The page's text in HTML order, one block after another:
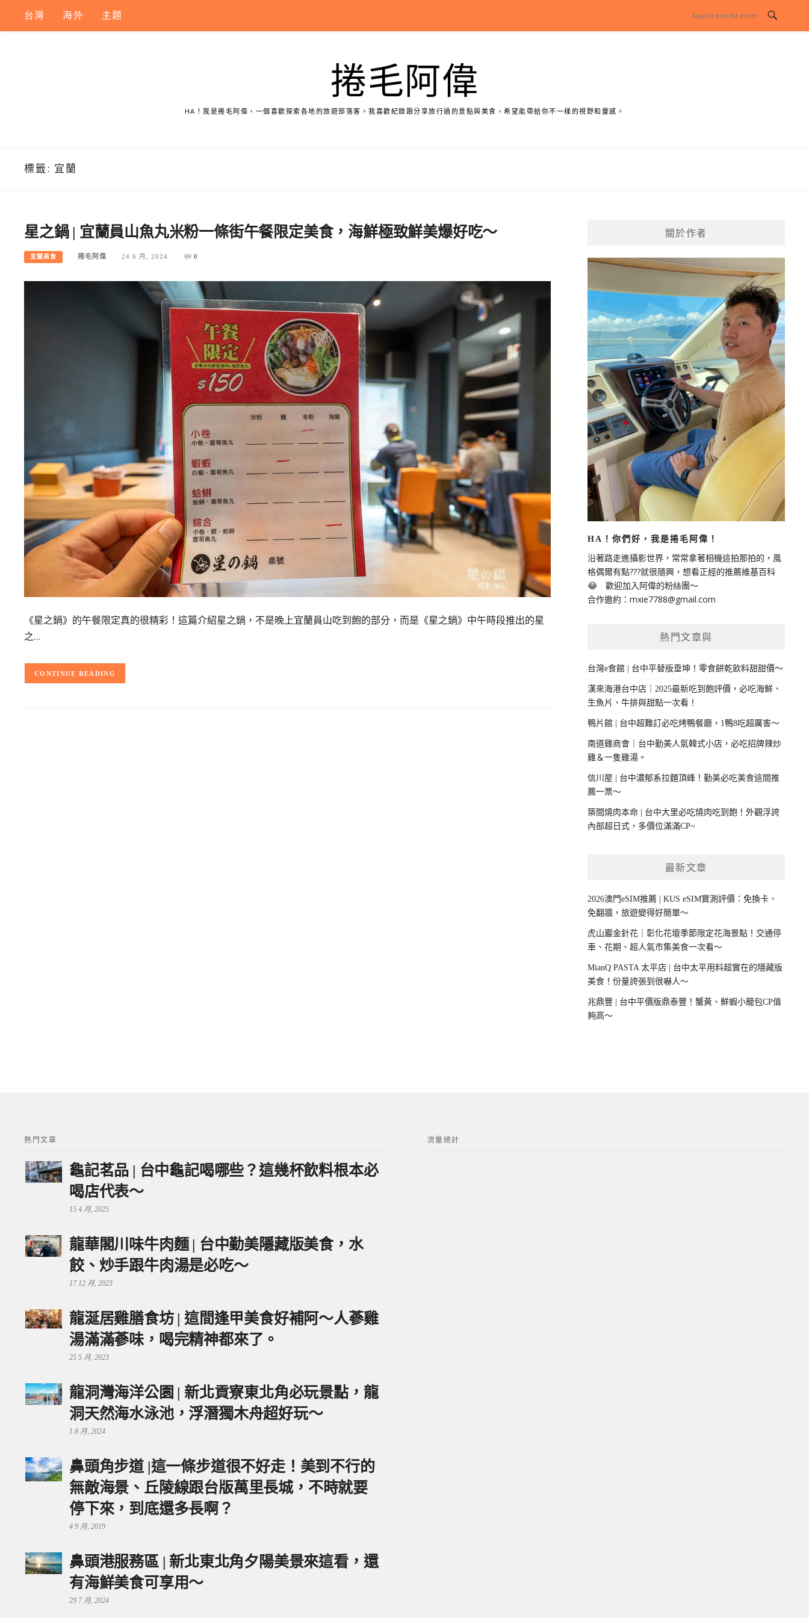
content
台灣 海外 主題
捲毛阿偉
HA！我是捲毛阿偉，一個喜歡探索各地的旅遊部落客。我喜歡紀錄跟分享旅行過的景點與美食，希望能帶給你不一樣的視野和靈感。
標籤: 宜蘭
星之鍋 | 宜蘭員山魚丸米粉一條街午餐限定美食，海鮮極致鮮美爆好吃～
宜蘭美食 捲毛阿偉 24 6 月, 2024 0
《星之鍋》的午餐限定真的很精彩！這篇介紹星之鍋，不是晚上宜蘭員山吃到飽的部分，而是《星之鍋》中午時段推出的星
之…
CONTINUE READING
關於作者
HA！你們好，我是捲毛阿偉！
沿著路走進攝影世界，常常拿著相機這拍那拍的，風
格偶爾有點???就很隨興，想看正經的推薦維基百科
😂 歡迎加入阿偉的粉絲團～
合作邀約： mxie7788@gmail.com
熱門文章與
台灣e食館 | 台中平替版垂坤！零食餅乾飲料甜甜價～
漢來海港台中店｜2025最新吃到飽評價，必吃海鮮、
生魚片、牛排與甜點一次看！
鴨片館 | 台中超難訂必吃烤鴨餐廳，1鴨8吃超厲害～
南道雞商會｜台中勤美人氣韓式小店，必吃招牌辣炒
雞＆一隻雞湯。
信川屋 | 台中濃郁系拉麵頂峰！勤美必吃美食這間推
薦一票～
築間燒肉本命 | 台中大里必吃燒肉吃到飽！外觀浮誇
內部超日式，多價位滿滿CP~
最新文章
2026澳門eSIM推薦 | KUS eSIM實測評價：免換卡、
免翻牆，旅遊變得好簡單～
虎山巖金針花｜彰化花壇季節限定花海景點！交通停
車、花期、超人氣市集美食一次看～
MianQ PASTA 太平店 | 台中太平用料超實在的隱藏版
美食！份量誇張到很嚇人～
兆鼎豐 | 台中平價版鼎泰豐！蟹黃、鮮蝦小籠包CP值
夠高～
熱門文章
龜記茗品 | 台中龜記喝哪些？這幾杯飲料根本必
喝店代表～
15 4 月, 2025
龍華閣川味牛肉麵 | 台中勤美隱藏版美食，水
餃、炒手跟牛肉湯是必吃～
17 12 月, 2023
龍涎居雞膳食坊 | 這間逢甲美食好補阿～人蔘雞
湯滿滿蔘味，喝完精神都來了。
25 5 月, 2023
龍洞灣海洋公園 | 新北貢寮東北角必玩景點，龍
洞天然海水泳池，浮潛獨木舟超好玩～
1 8 月, 2024
鼻頭角步道 |這一條步道很不好走！美到不行的
無敵海景、丘陵線跟台版萬里長城，不時就要
停下來，到底還多長啊？
4 9 月, 2019
鼻頭港服務區 | 新北東北角夕陽美景來這看，還
有海鮮美食可享用～
29 7 月, 2024
流量統計